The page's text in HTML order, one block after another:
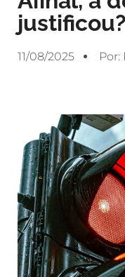
justificou?
11/08/2025 Por: